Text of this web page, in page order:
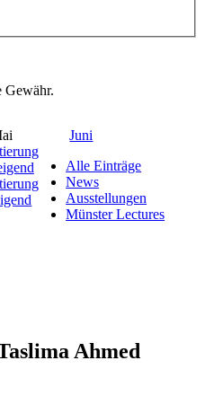
Gewähr.
Juni
Alle Einträge
News
Ausstellungen
Münster Lectures
Ahmed